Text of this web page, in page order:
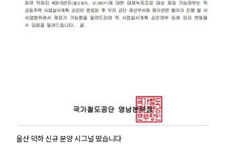
울산 덕하 신규 분양 시그널 떴습니다